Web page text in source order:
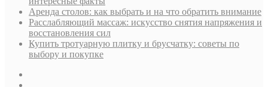
Аренда столов: как выбрать и на что обратить внимание
Расслабляющий массаж: искусство снятия напряжения и
восстановления сил
Купить тротуарную плитку и брусчатку: советы по
выбору и покупке